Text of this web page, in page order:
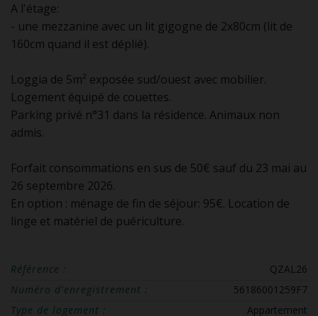
A l'étage:
- une mezzanine avec un lit gigogne de 2x80cm (lit de
160cm quand il est déplié).
Loggia de 5m² exposée sud/ouest avec mobilier.
Logement équipé de couettes.
Parking privé n°31 dans la résidence. Animaux non
admis.
Forfait consommations en sus de 50€ sauf du 23 mai au
26 septembre 2026.
En option : ménage de fin de séjour: 95€. Location de
linge et matériel de puériculture.
Référence :
QZAL26
Numéro d'enregistrement :
56186001259F7
Type de logement :
Appartement